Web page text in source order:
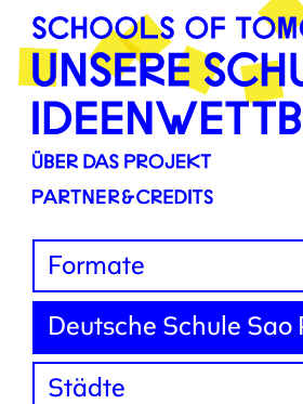
Altersgruppen
Formate
Deutsche Schule Sao
Städte